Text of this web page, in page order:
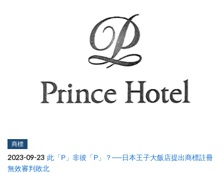
商標
2023-09-23 此「P」非彼「P」？──日本王子大飯店提出商標註冊
無效審判敗北